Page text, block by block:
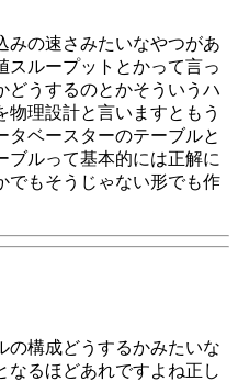
みの速さみたいなやつがあ
スループットとかって言っ
どうするのとかそういうハ
物理設計と言いますともう
タベースターのテーブルと
ブルって基本的には正解に
でもそうじゃない形でも作
の構成どうするかみたいな
なるほどあれですよね正し